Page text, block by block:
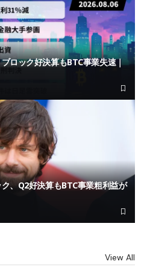
ロック好決算もBTC事業失速｜
、Q2好決算もBTC事業粗利益が
View All